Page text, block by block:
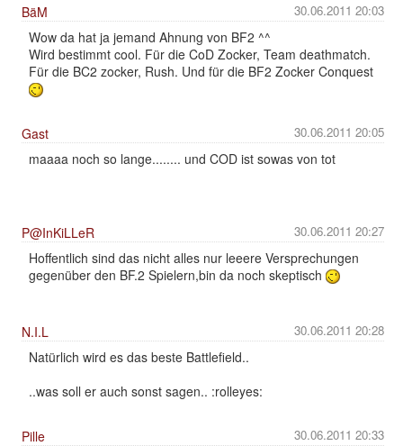
30.06.2011 20:03
BäM
Wow da hat ja jemand Ahnung von BF2 ^^
Wird bestimmt cool. Für die CoD Zocker, Team deathmatch.
Für die BC2 zocker, Rush. Und für die BF2 Zocker Conquest
30.06.2011 20:05
Gast
maaaa noch so lange........ und COD ist sowas von tot
30.06.2011 20:27
P@InKiLLeR
Hoffentlich sind das nicht alles nur leeere Versprechungen
gegenüber den BF.2 Spielern,bin da noch skeptisch
30.06.2011 20:28
N.I.L
Natürlich wird es das beste Battlefield..
..was soll er auch sonst sagen.. :rolleyes:
30.06.2011 20:33
Pille